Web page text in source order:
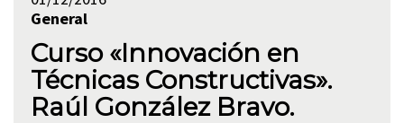
General
Curso «Innovación en
Técnicas Constructivas».
Raúl González Bravo.